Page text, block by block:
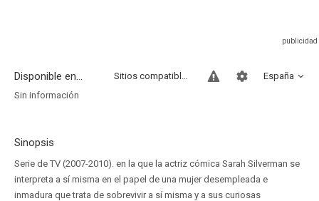
Disponible en... España
Sitios compatibles
Sin información
Sinopsis
Serie de TV (2007-2010). en la que la actriz cómica Sarah Silverman se
interpreta a sí misma en el papel de una mujer desempleada e
inmadura que trata de sobrevivir a sí misma y a sus curiosas